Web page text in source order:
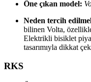
Öne çıkan model:
Neden tercih
bilinen Volta,
Elektrikli bisiklet
tasarımıyla dikkat
RKS